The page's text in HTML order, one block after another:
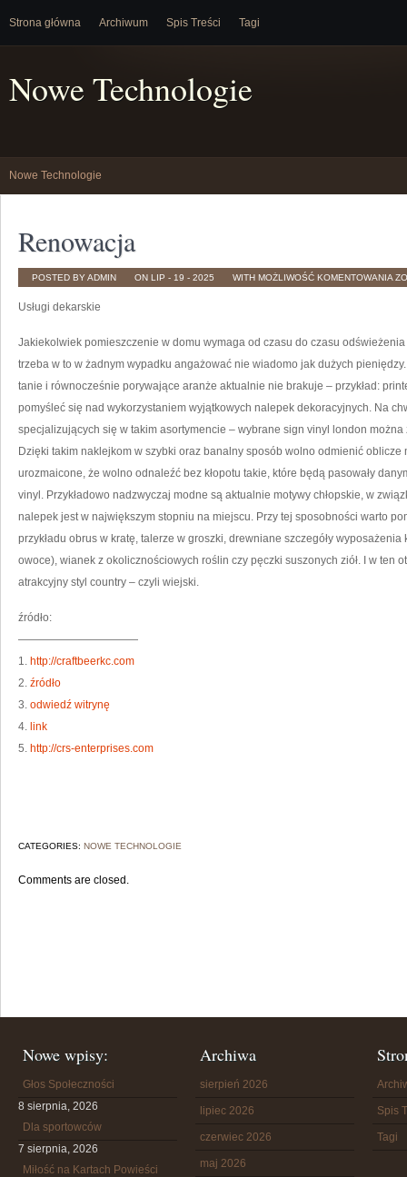
Strona główna Archiwum Spis Treści Tagi
Nowe Technologie
Nowe Technologie
Renowacja
POSTED BY ADMIN ON LIP - 19 - 2025 WITH MOŻLIWOŚĆ KOMENTOWANIA
Usługi dekarskie
Jakiekolwiek pomieszczenie w domu wymaga od czasu do czasu
trzeba w to w żadnym wypadku angażować nie wiadomo jak dużych
tanie i równocześnie porywające aranże aktualnie nie brakuje – przykład:
pomyśleć się nad wykorzystaniem wyjątkowych nalepek dekoracyjnych. Na
specjalizujących się w takim asortymencie – wybrane sign vinyl london
Dzięki takim naklejkom w szybki oraz banalny sposób wolno odmienić oblicze
urozmaicone, że wolno odnaleźć bez kłopotu takie, które będą pasowały
vinyl. Przykładowo nadzwyczaj modne są aktualnie motywy chłopskie, w
nalepek jest w największym stopniu na miejscu. Przy tej sposobności warto
przykładu obrus w kratę, talerze w groszki, drewniane szczegóły
owoce), wianek z okolicznościowych roślin czy pęczki suszonych ziół. I w ten
atrakcyjny styl country – czyli wiejski.
źródło:
———————————
1. http://craftbeerkc.com
2. źródło
3. odwiedź witrynę
4. link
5. http://crs-enterprises.com
CATEGORIES: NOWE TECHNOLOGIE
Comments are closed.
Nowe wpisy:
Głos Społeczności
8 sierpnia, 2026
Dla sportowców
7 sierpnia, 2026
Miłość na Kartach Powieści
Archiwa
sierpień 2026
lipiec 2026
czerwiec 2026
maj 2026
Spis
Tagi